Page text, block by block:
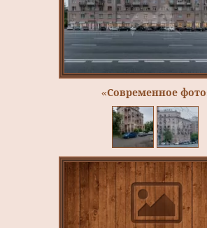
«Современное